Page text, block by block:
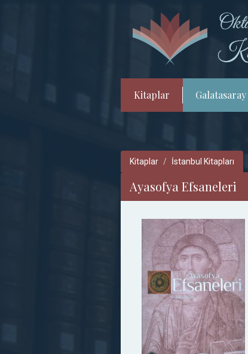
Kitaplar
Kitaplar İstanbul Kitapları
Ayasofya Efsaneleri